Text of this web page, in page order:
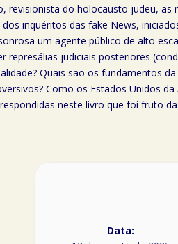
revisionista do holocausto judeu,
inquéritos das fake News,
um agente público de alto
represálias judiciais posteriores
Quais são os fundamentos
Como os Estados Unidos
neste livro que foi fruto
Data: